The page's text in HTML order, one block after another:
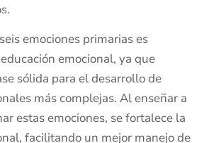
emociones primarias es
emocional, ya que
sólida para el desarrollo de
más complejas. Al enseñar a
estas emociones, se fortalece la
facilitando un mejor manejo de